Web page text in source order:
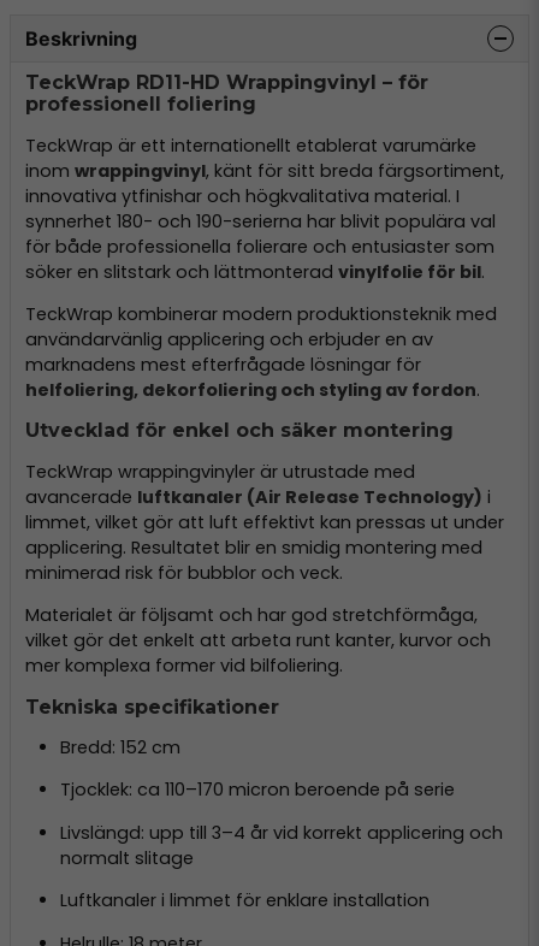
Beskrivning
TeckWrap RD11-HD Wrappingvinyl – för
professionell foliering
TeckWrap är ett internationellt etablerat varumärke
inom wrappingvinyl, känt för sitt breda färgsortiment,
innovativa ytfinishar och högkvalitativa material. I
synnerhet 180- och 190-serierna har blivit populära val
för både professionella folierare och entusiaster som
söker en slitstark och lättmonterad vinylfolie för bil.
TeckWrap kombinerar modern produktionsteknik med
användarvänlig applicering och erbjuder en av
marknadens mest efterfrågade lösningar för
helfoliering, dekorfoliering och styling av fordon.
Utvecklad för enkel och säker montering
TeckWrap wrappingvinyler är utrustade med
avancerade luftkanaler (Air Release Technology) i
limmet, vilket gör att luft effektivt kan pressas ut under
applicering. Resultatet blir en smidig montering med
minimerad risk för bubblor och veck.
Materialet är följsamt och har god stretchförmåga,
vilket gör det enkelt att arbeta runt kanter, kurvor och
mer komplexa former vid bilfoliering.
Tekniska specifikationer
Bredd: 152 cm
Tjocklek: ca 110–170 micron beroende på serie
Livslängd: upp till 3–4 år vid korrekt applicering och
normalt slitage
Luftkanaler i limmet för enklare installation